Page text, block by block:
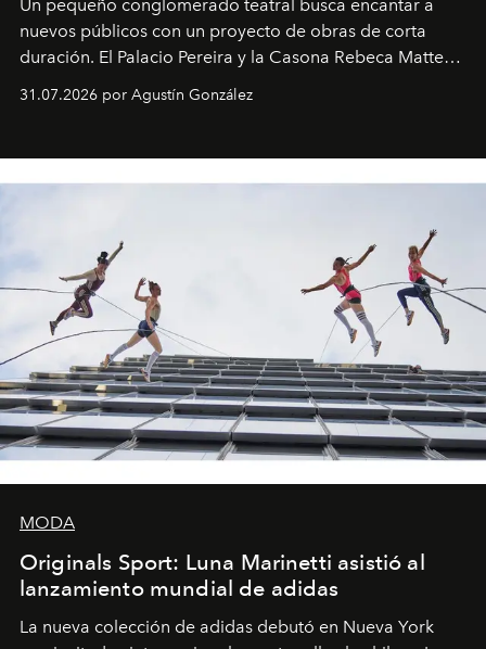
Un pequeño conglomerado teatral busca encantar a
nuevos públicos con un proyecto de obras de corta
duración. El Palacio Pereira y la Casona Rebeca Matte
son algunos de los lugares que han albergado estas
miniobras. Sus puestas en escena son limpias; ponen el
31.07.2026 por Agustín González
MODA
Originals Sport: Luna Marinetti asistió al
lanzamiento mundial de adidas
La nueva colección de adidas debutó en Nueva York